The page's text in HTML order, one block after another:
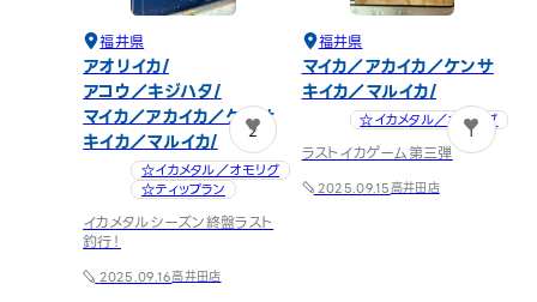
福井県
アオリイカ
アコウ／キジハタ
マイカ／アカイカ／ケンサ
キイカ／マルイカ
☆イカメタル／オモリグ
☆ティップラン
イカメタルシーズン終盤ラスト
釣行！
2025.09.16高井田店
2
福井県
マイカ／アカイカ／ケンサ
キイカ／マルイカ
☆イカメタル／オモリグ
ラストイカゲーム第三弾
2025.09.15高井田店
1